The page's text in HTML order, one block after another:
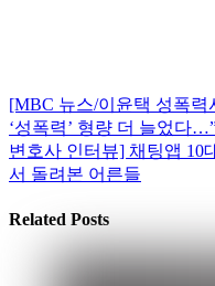
[MBC 뉴스/이윤택 성폭
‘성폭력’ 형량 더 늘었다
변호사 인터뷰] 채팅앱
서 돌려본 어른들
Related Posts